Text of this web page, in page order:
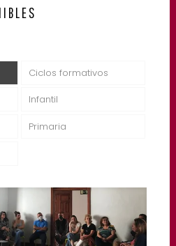
Ciclos formativos
Infantil
Primaria